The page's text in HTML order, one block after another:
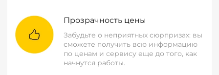
Прозрачность цены
Забудьте о неприятных сюрпризах: вы
сможете получить всю информацию
по ценам и сервису еще до того, как
начнутся работы.